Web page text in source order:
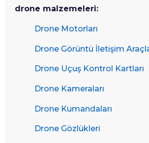
drone malzemeleri:
Drone Motorları
Drone Görüntü İletişim
Drone Uçuş Kontrol Kartları
Drone Kameraları
Drone Kumandaları
Drone Gözlükleri